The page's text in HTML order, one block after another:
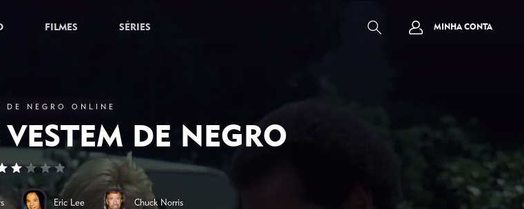
FILMES SÉRIES MINHA CONTA
DE NEGRO ONLINE
DE NEGRO
Eric Lee Chuck Norris